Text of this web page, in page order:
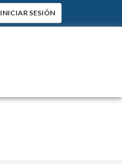
INICIAR SESIÓN